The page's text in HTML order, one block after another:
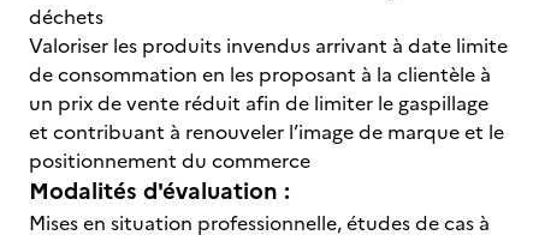
déchets
Valoriser les produits invendus arrivant à date limite
de consommation en les proposant à la clientèle à
un prix de vente réduit afin de limiter le gaspillage
et contribuant à renouveler l’image de marque et le
positionnement du commerce
Modalités d'évaluation :
Mises en situation professionnelle, études de cas à